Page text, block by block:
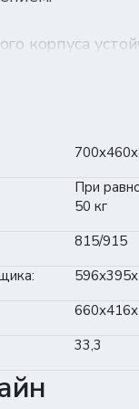
корпуса
Магнитные
и зазоров.
При
50 кг
815/915
33,3